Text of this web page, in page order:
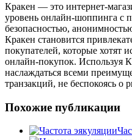
Кракен — это интернет-
уровень онлайн-шоппинга
безопасностью,
Кракен становится
покупателей, которые хотят
онлайн-покупок. Используя
наслаждаться всеми
транзакций, не беспокоясь о
Похожие публикации